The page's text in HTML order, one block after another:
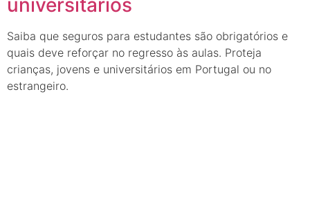
Saiba que seguros para estudantes são obrigatórios e
quais deve reforçar no regresso às aulas. Proteja
crianças, jovens e universitários em Portugal ou no
estrangeiro.